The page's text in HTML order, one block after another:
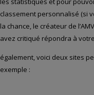
classement personnalisé (si
la chance, le créateur de
avez critiqué répondra à
également, voici deux sites
exemple :